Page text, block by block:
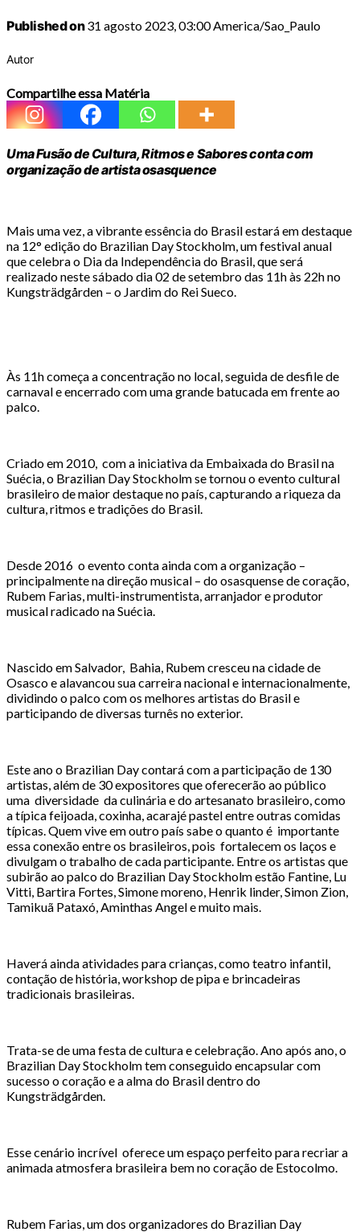
Published on31 agosto 2023, 03:00 America/Sao_Paulo
Autor
Compartilhe essa Matéria
Uma Fusão de Cultura, Ritmos e Sabores conta com
organização de artista osasquence
Mais uma vez, a vibrante essência do Brasil estará em destaque
na 12° edição do Brazilian Day Stockholm, um festival anual
que celebra o Dia da Independência do Brasil, que será
realizado neste sábado dia 02 de setembro das 11h às 22h no
Kungsträdgården – o Jardim do Rei Sueco.
Às 11h começa a concentração no local, seguida de desfile de
carnaval e encerrado com uma grande batucada em frente ao
palco.
Criado em 2010, com a iniciativa da Embaixada do Brasil na
Suécia, o Brazilian Day Stockholm se tornou o evento cultural
brasileiro de maior destaque no país, capturando a riqueza da
cultura, ritmos e tradições do Brasil.
Desde 2016 o evento conta ainda com a organização –
principalmente na direção musical – do osasquense de coração,
Rubem Farias, multi-instrumentista, arranjador e produtor
musical radicado na Suécia.
Nascido em Salvador, Bahia, Rubem cresceu na cidade de
Osasco e alavancou sua carreira nacional e internacionalmente,
dividindo o palco com os melhores artistas do Brasil e
participando de diversas turnês no exterior.
Este ano o Brazilian Day contará com a participação de 130
artistas, além de 30 expositores que oferecerão ao público
uma diversidade da culinária e do artesanato brasileiro, como
a típica feijoada, coxinha, acarajé pastel entre outras comidas
típicas. Quem vive em outro país sabe o quanto é importante
essa conexão entre os brasileiros, pois fortalecem os laços e
divulgam o trabalho de cada participante. Entre os artistas que
subirão ao palco do Brazilian Day Stockholm estão Fantine, Lu
Vitti, Bartira Fortes, Simone moreno, Henrik linder, Simon Zion,
Tamikuã Pataxó, Aminthas Angel e muito mais.
Haverá ainda atividades para crianças, como teatro infantil,
contação de história, workshop de pipa e brincadeiras
tradicionais brasileiras.
Trata-se de uma festa de cultura e celebração. Ano após ano, o
Brazilian Day Stockholm tem conseguido encapsular com
sucesso o coração e a alma do Brasil dentro do
Kungsträdgården.
Esse cenário incrível oferece um espaço perfeito para recriar a
animada atmosfera brasileira bem no coração de Estocolmo.
Rubem Farias, um dos organizadores do Brazilian Day